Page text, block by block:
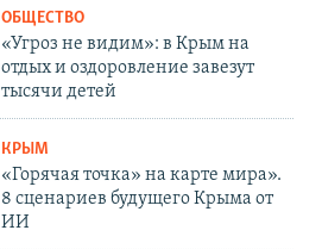
ОБЩЕСТВО
«Угроз не видим»: в Крым на
отдых и оздоровление завезут
тысячи детей
КРЫМ
«Горячая точка» на карте мира».
8 сценариев будущего Крыма от
ИИ